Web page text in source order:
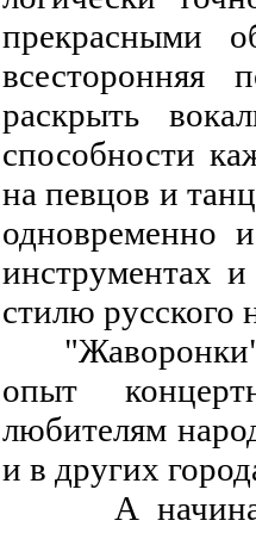
прекрасными
всесторонняя
раскрыть
способности
на певцов и
одновременно
инструментах и
стилю русского
"Жаворонки"
опыт
любителям
и в других
А